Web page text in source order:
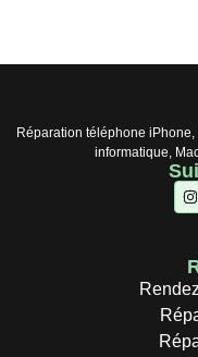
Réparation téléphone
informatique,